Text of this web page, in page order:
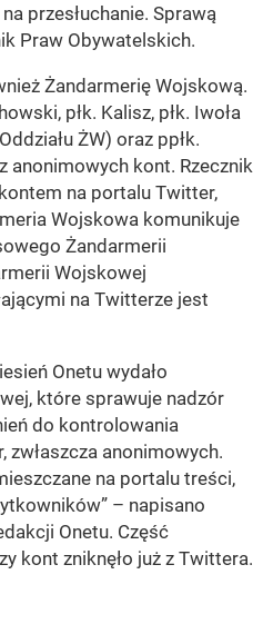
przesłuchanie. Sprawą
Praw Obywatelskich.
Żandarmerię Wojskową.
płk. Kalisz, płk. Iwoła
ŻW) oraz ppłk.
anonimowych kont. Rzecznik
na portalu Twitter,
Wojskowa komunikuje
Żandarmerii
Wojskowej
na Twitterze jest
Onetu wydało
które sprawuje nadzór
do kontrolowania
anonimowych.
na portalu treści,
– napisano
Onetu. Część
kont zniknęło już z Twittera.